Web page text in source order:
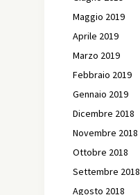
Maggio 2019
Aprile 2019
Marzo 2019
Febbraio 2019
Gennaio 2019
Dicembre 2018
Novembre 2018
Ottobre 2018
Settembre 2018
Agosto 2018